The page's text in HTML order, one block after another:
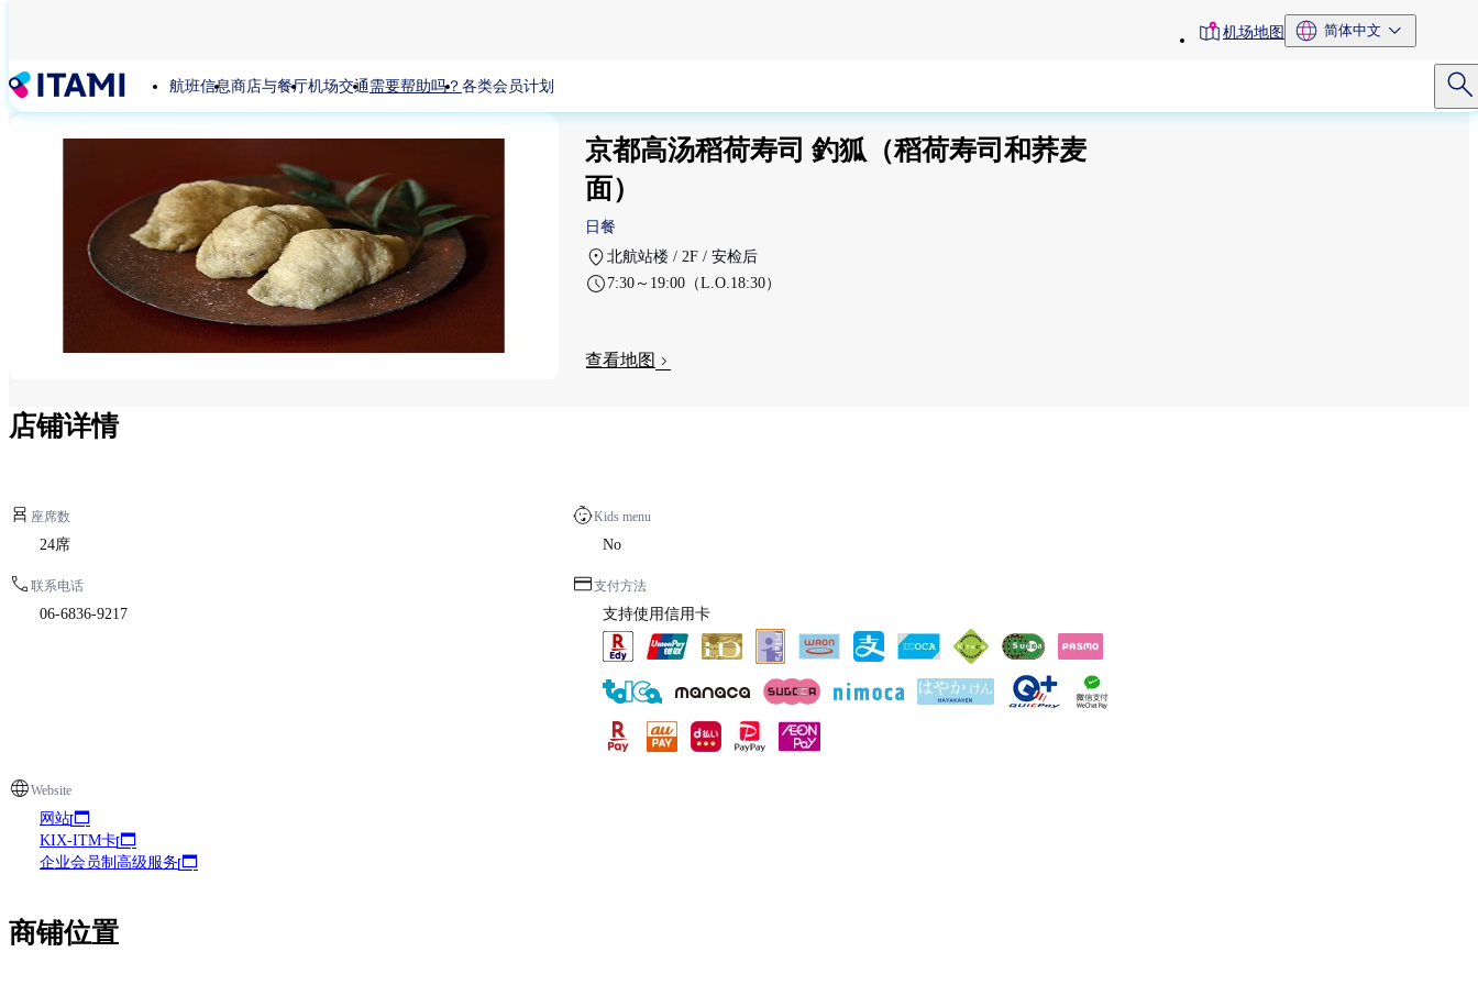
主
要
toolbar机场地图 简体中文
航班信息商店与餐厅机场交通 需要帮助吗？ 各类会员计划
京都高汤稻荷寿司 釣狐（稻荷寿司和荞麦
面）
日餐
北航站楼 / 2F / 安检后
7:30～19:00（L.O.18:30）
查看地图
店铺详情
座席数
24席
Kids menu
No
联系电话
06-6836-9217
支付方法
支持使用信用卡
Website
网站
KIX-ITM卡
企业会员制高级服务
商铺位置